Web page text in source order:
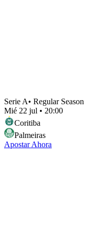
Serie A• Regular Season
Mié 22 jul • 20:00
Coritiba
Palmeiras
Apostar Ahora